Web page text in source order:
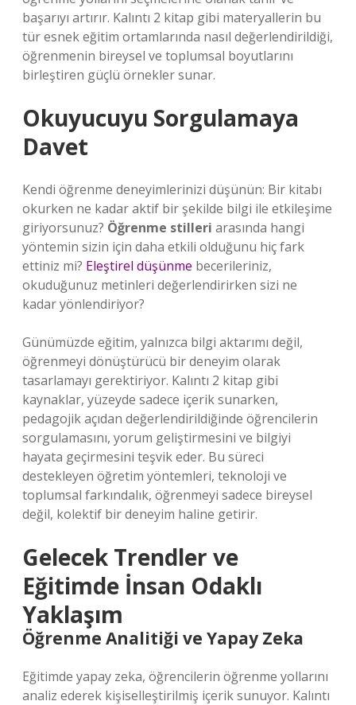
başarıyı artırır. Kalıntı 2 kitap gibi materyallerin bu
tür esnek eğitim ortamlarında nasıl değerlendirildiği,
öğrenmenin bireysel ve toplumsal boyutlarını
birleştiren güçlü örnekler sunar.
Okuyucuyu Sorgulamaya
Davet
Kendi öğrenme deneyimlerinizi düşünün: Bir kitabı
okurken ne kadar aktif bir şekilde bilgi ile etkileşime
giriyorsunuz? Öğrenme stilleri arasında hangi
yöntemin sizin için daha etkili olduğunu hiç fark
ettiniz mi? Eleştirel düşünme becerileriniz,
okuduğunuz metinleri değerlendirirken sizi ne
kadar yönlendiriyor?
Günümüzde eğitim, yalnızca bilgi aktarımı değil,
öğrenmeyi dönüştürücü bir deneyim olarak
tasarlamayı gerektiriyor. Kalıntı 2 kitap gibi
kaynaklar, yüzeyde sadece içerik sunarken,
pedagojik açıdan değerlendirildiğinde öğrencilerin
sorgulamasını, yorum geliştirmesini ve bilgiyi
hayata geçirmesini teşvik eder. Bu süreci
destekleyen öğretim yöntemleri, teknoloji ve
toplumsal farkındalık, öğrenmeyi sadece bireysel
değil, kolektif bir deneyim haline getirir.
Gelecek Trendler ve
Eğitimde İnsan Odaklı
Yaklaşım
Öğrenme Analitiği ve Yapay Zeka
Eğitimde yapay zeka, öğrencilerin öğrenme yollarını
analiz ederek kişiselleştirilmiş içerik sunuyor. Kalıntı